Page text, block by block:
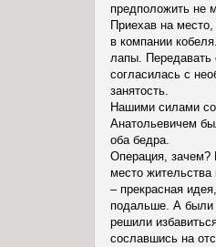
предположить не
Приехав на
в компании
лапы. Передавать
согласилась с
занятость.
Нашими силами
Анатольевичем
оба бедра.
Операция, зачем?
место
– прекрасная
подальше. А были
решили
сославшись на